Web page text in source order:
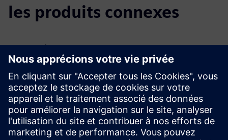
les produits connexes
Renseignements et ressources
supplémentaires
Livre blanc
En savoir plus
Conditions préalables